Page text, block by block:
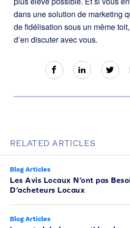
dans une solution de marketing
de fidélisation sous un même
d’en discuter avec vous.
RELATED ARTICLES
Blog Articles
Les Avis Locaux N’ont pas
D’acheteurs Locaux
Blog Articles